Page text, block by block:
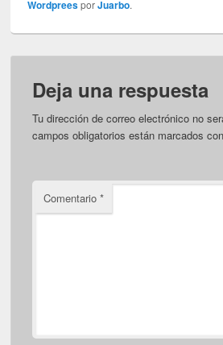
WordpreesporJuarbo.
Deja una respuesta
Tu dirección de correo electrónico no
campos obligatorios están marcados
Comentario*